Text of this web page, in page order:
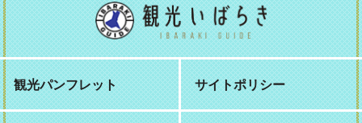
観光パンフレット サイトポリシー